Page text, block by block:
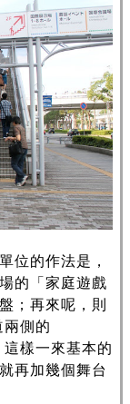
位的作法是，
的「家庭遊戲
；再來呢，則
側的
樣一來基本的
再加幾個舞台